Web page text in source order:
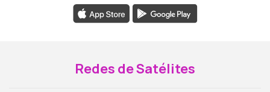
Redes de Satélites